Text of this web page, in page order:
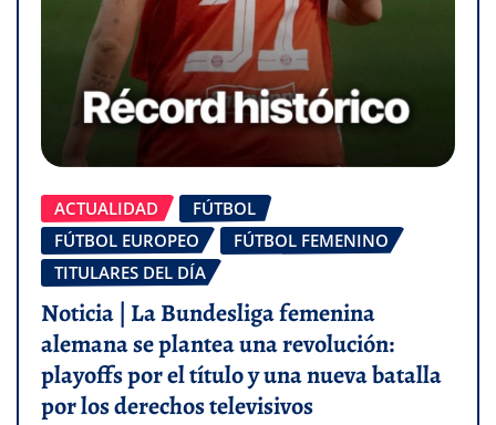
ACTUALIDAD
FÚTBOL
FÚTBOL EUROPEO
FÚTBOL FEMENINO
TITULARES DEL DÍA
Noticia | La Bundesliga femenina
alemana se plantea una revolución:
playoffs por el título y una nueva batalla
por los derechos televisivos